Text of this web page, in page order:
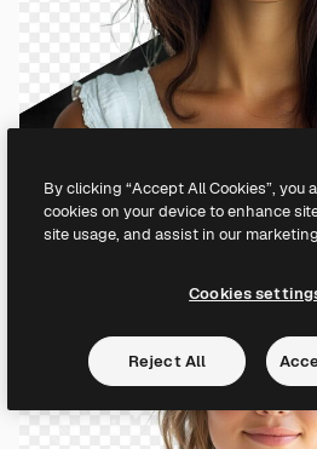
By clicking “Accept All Cookies”, you
cookies on your device to enhance
site usage, and assist in our
Cookies
Reject All